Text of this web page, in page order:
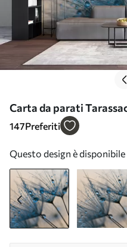
Carta da parati
u57557
147Preferiti
Questo design è